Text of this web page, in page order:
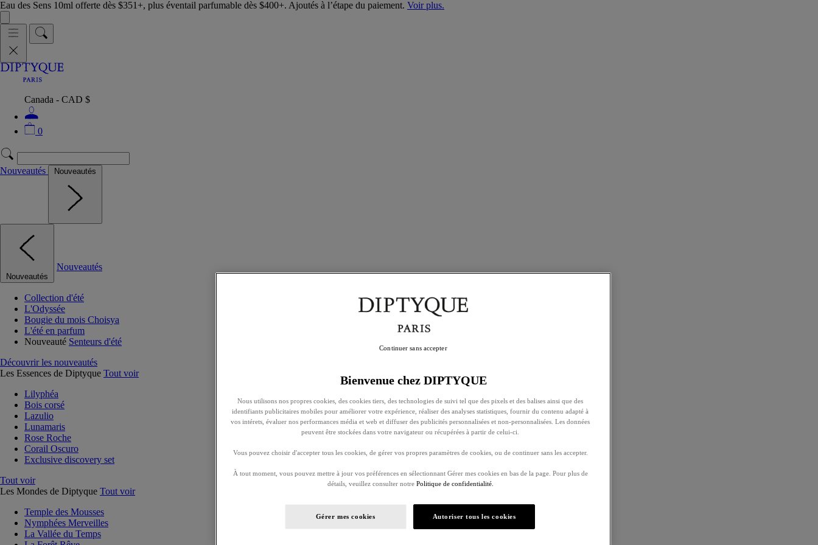
Eau des Sens 10ml offerte dès $351+, plus éventail parfumable dès $400+. Ajoutés à l’étape du paiement. Voir plus.
Canada - CAD $
0
Nouveautés Nouveautés
Nouveautés
Nouveautés
Collection d'été
L'Odyssée
Bougie du mois Choisya
L'été en parfum
Nouveauté Senteurs d'été
Découvrir les nouveautés
Les Essences de Diptyque Tout voir
Lilyphéa
Bois corsé
Lazulio
Lunamaris
Rose Roche
Corail Oscuro
Exclusive discovery set
Tout voir
Les Mondes de Diptyque Tout voir
Temple des Mousses
Nymphées Merveilles
La Vallée du Temps
Bienvenue chez DIPTYQUE
Nous utilisons nos propres cookies, des cookies tiers, des technologies de suivi tel que des pixels et des balises ainsi que des
identifiants publicitaires mobiles pour améliorer votre expérience, réaliser des analyses statistiques, fournir du contenu adapté à
vos intérets, évaluer nos performances média et web et diffuser des publicités personnalisées et non-personnalisées. Les données
peuvent être stockées dans votre navigateur ou récupérées à partir de celui-ci.
Vous pouvez choisir d'accepter tous les cookies, de gérer vos propres paramètres de cookies, ou de continuer sans les accepter.
À tout moment, vous pouvez mettre à jour vos préférences en sélectionnant Gérer mes cookies en bas de la page. Pour plus de
détails, veuillez consulter notre Politique de confidentialité.
Gérer mes cookies Autoriser tous les cookies
Continuer sans accepter